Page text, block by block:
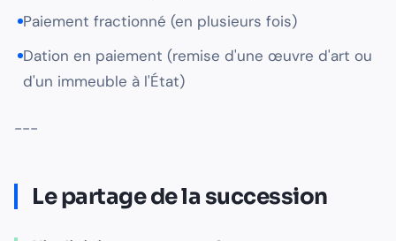
Paiement fractionné (en plusieurs fois)
Dation en paiement (remise d'une œuvre d'art ou
d'un immeuble à l'État)
---
Le partage de la succession